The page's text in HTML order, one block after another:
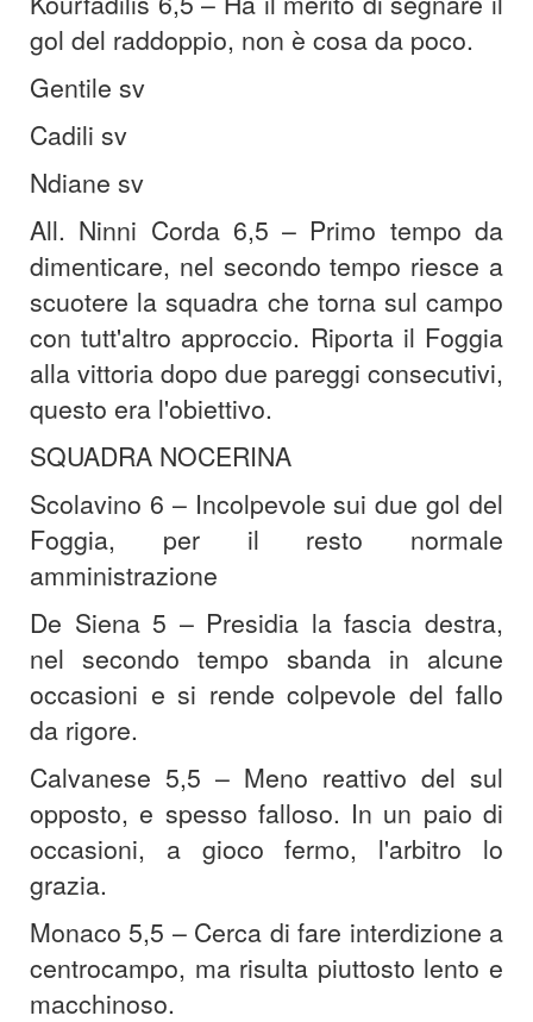
gol del raddoppio, non è cosa da poco.
Gentile sv
Cadili sv
Ndiane sv
All. Ninni Corda 6,5 – Primo tempo da
dimenticare, nel secondo tempo riesce a
scuotere la squadra che torna sul campo
con tutt'altro approccio. Riporta il Foggia
alla vittoria dopo due pareggi consecutivi,
questo era l'obiettivo.
SQUADRA NOCERINA
Scolavino 6 – Incolpevole sui due gol del
Foggia, per il resto normale
amministrazione
De Siena 5 – Presidia la fascia destra,
nel secondo tempo sbanda in alcune
occasioni e si rende colpevole del fallo
da rigore.
Calvanese 5,5 – Meno reattivo del sul
opposto, e spesso falloso. In un paio di
occasioni, a gioco fermo, l'arbitro lo
grazia.
Monaco 5,5 – Cerca di fare interdizione a
centrocampo, ma risulta piuttosto lento e
macchinoso.